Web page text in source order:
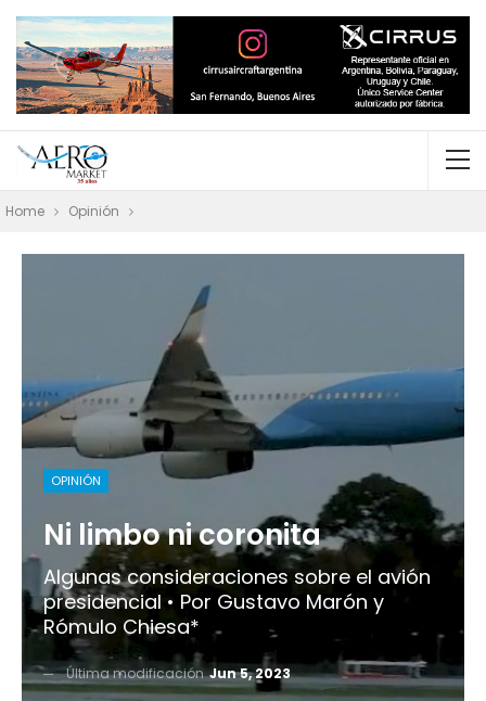
Home Opinión
OPINIÓN
Ni limbo ni coronita
Algunas consideraciones sobre el avión
presidencial • Por Gustavo Marón y
Rómulo Chiesa*
Última modificaciónJun 5, 2023